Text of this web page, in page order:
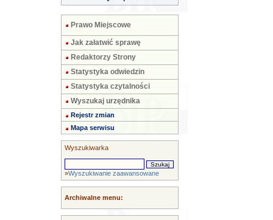
Prawo Miejscowe
Jak załatwić sprawę
Redaktorzy Strony
Statystyka odwiedzin
Statystyka czytalności
Wyszukaj urzędnika
Rejestr zmian
Mapa serwisu
Wyszukiwarka
»Wyszukiwanie zaawansowane
Archiwalne menu: